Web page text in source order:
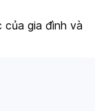
của gia đình và